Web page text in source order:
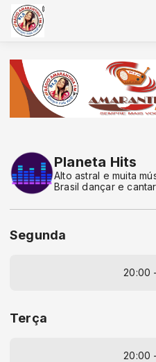
Planeta Hits
Alto astral e muita
Brasil dançar e
Segunda
20:00
Terça
20:00